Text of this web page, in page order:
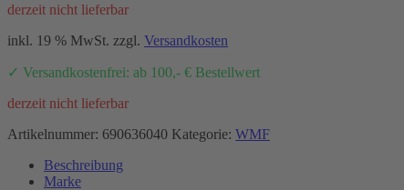
derzeit nicht lieferbar
inkl. 19 % MwSt. zzgl. Versandkosten
✓ Versandkostenfrei: ab 100,- € Bestellwert
derzeit nicht lieferbar
Artikelnummer: 690636040 Kategorie: WMF
Beschreibung
Marke